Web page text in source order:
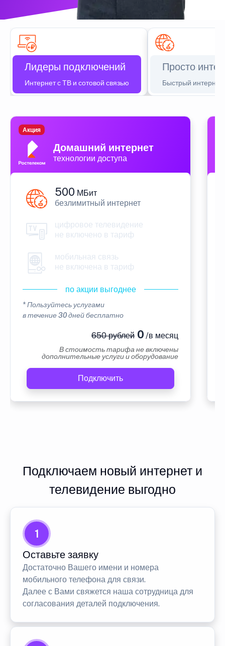
Лидеры подключений
Интернет с ТВ и сотовой связью
Просто
Быстрый интернет
Домашний интернет
технологии доступа
Акция
500 МБит
безлимитный интернет
цифровое телевидение
не включено в тариф
мобильная связь
не включена в тариф
по акции выгоднее
* Пользуйтесь услугами
в течение 30 дней бесплатно
650 рублей0 /в месяц
В стоимость тарифа не включены
дополнительные услуги и оборудование
Подключить
Подключаем новый интернет и
телевидение выгодно
1
Оставьте заявку
Достаточно Вашего имени и номера
мобильного телефона для связи.
Далее с Вами свяжется наша сотрудница для
согласования деталей подключения.